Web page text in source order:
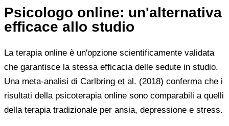
Psicologo online: un'alternativa
efficace allo studio
La terapia online è un'opzione scientificamente validata
che garantisce la stessa efficacia delle sedute in studio.
Una meta-analisi di Carlbring et al. (2018) conferma che i
risultati della psicoterapia online sono comparabili a quelli
della terapia tradizionale per ansia, depressione e stress.